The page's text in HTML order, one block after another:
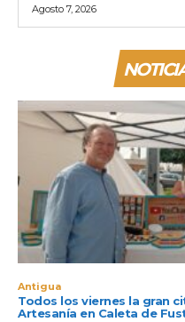
Agosto 7, 2026
Antigua
Todos los viernes la gran
Artesanía en Caleta de